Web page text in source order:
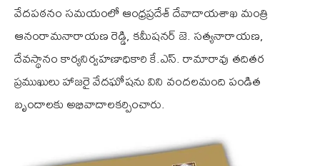
వేదపఠనం సమయంలో ఆంధ్రప్రదేశ్ దేవాదాయశాఖ మంత్రి
ఆనంరామనారాయణ రెడ్డి, కమీషనర్ జె. సత్యనారాయణ,
దేవస్థానం కార్యనిర్వహణాధికారి కే.ఎస్. రామారావు తదితర
ప్రముఖులు హాజరై వేదఘోషను విని వందలమంది పండిత
బృందాలకు అభివాదాలకర్పించారు.